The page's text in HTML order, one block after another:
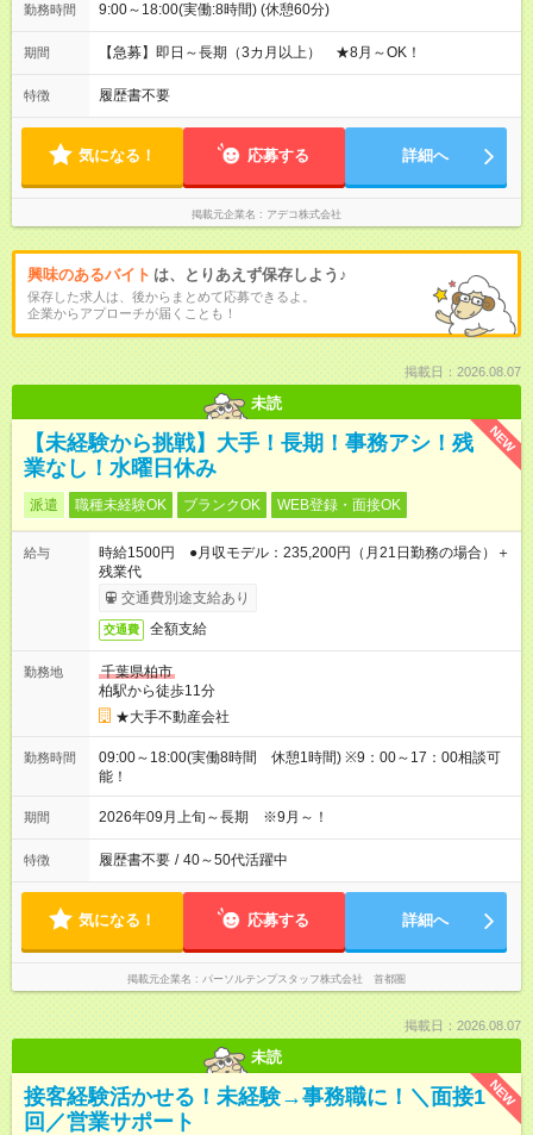
勤務時間 9:00～18:00(実働:8時間) (休憩60分)
期間 【急募】即日～長期（3カ月以上） ★8月～OK！
特徴 履歴書不要
気になる！ 応募する 詳細へ
掲載元企業名 アデコ株式会社
興味のあるバイト は、とりあえず保存しよう♪
保存した求人は、後からまとめて応募できるよ。
企業からアプローチが届くことも！
掲載日：2026.08.07
未読
NEW
【未経験から挑戦】大手！長期！事務アシ！残
業なし！水曜日休み
派遣 職種未経験OK ブランクOK WEB登録・面接OK
給与
時給1500円 ●月収モデル：235,200円（月21日勤務の場合）＋
残業代
交通費別途支給あり
交通費 全額支給
勤務地
千葉県柏市
柏駅から徒歩11分
★大手不動産会社
勤務時間
09:00～18:00(実働8時間 休憩1時間) ※9：00～17：00相談可
能！
期間 2026年09月上旬～長期 ※9月～！
特徴 履歴書不要 / 40～50代活躍中
気になる！ 応募する 詳細へ
掲載元企業名 パーソルテンプスタッフ株式会社 首都圏
掲載日：2026.08.07
未読
NEW
接客経験活かせる！未経験→事務職に！＼面接1
回／営業サポート